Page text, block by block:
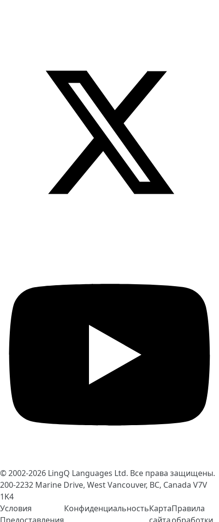
© 2002-2026 LingQ Languages Ltd. Все права защищены.
200-2232 Marine Drive, West Vancouver, BC, Canada V7V
1K4
Условия
КонфиденциальностьКартаПравила